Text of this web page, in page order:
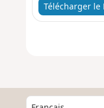
Télécharger le
C